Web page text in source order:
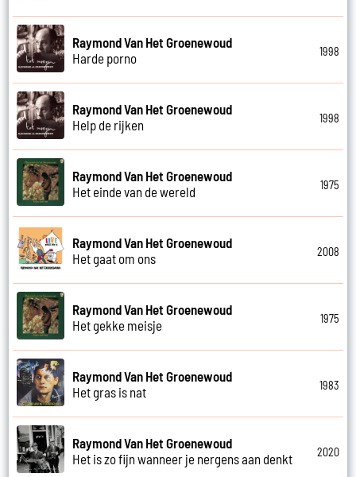
Raymond Van Het Groenewoud
Harde porno
1998
Raymond Van Het Groenewoud
Help de rijken
1998
Raymond Van Het Groenewoud
Het einde van de wereld
1975
Raymond Van Het Groenewoud
Het gaat om ons
2008
Raymond Van Het Groenewoud
Het gekke meisje
1975
Raymond Van Het Groenewoud
Het gras is nat
1983
Raymond Van Het Groenewoud
Het is zo fijn wanneer je nergens aan denkt
2020